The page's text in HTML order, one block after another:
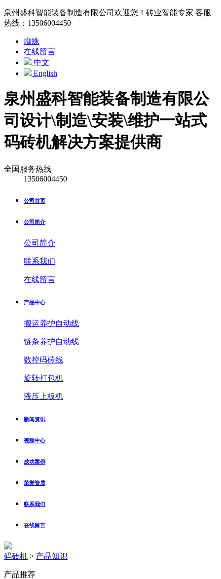
泉州盛科智能装备制造有限公司欢迎您！砖业智能专家 客服
热线：13506004450
蜘蛛
在线留言
中文
English
泉州盛科智能装备制造有限公
司设计\制造\安装\维护一站式
码砖机解决方案提供商
全国服务热线
13506004450
公司首页
公司简介
公司简介
联系我们
在线留言
产品中心
搬运养护自动线
链条养护自动线
数控码砖线
旋转打包机
液压上板机
新闻资讯
视频中心
成功案例
荣誉资质
联系我们
在线留言
码砖机 > 产品知识
产品推荐